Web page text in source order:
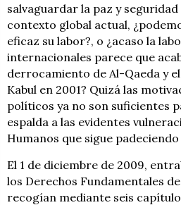
salvaguardar la paz y
contexto global actual,
eficaz su labor?, o ¿acaso la
internacionales parece que
derrocamiento de Al-Qaeda y
Kabul en 2001? Quizá las
políticos ya no son suficientes
espalda a las evidentes
Humanos que sigue
El 1 de diciembre de 2009,
los Derechos Fundamentales de
recogían mediante seis